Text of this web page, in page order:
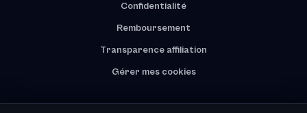
Confidentialité
Remboursement
Transparence affiliation
Gérer mes cookies